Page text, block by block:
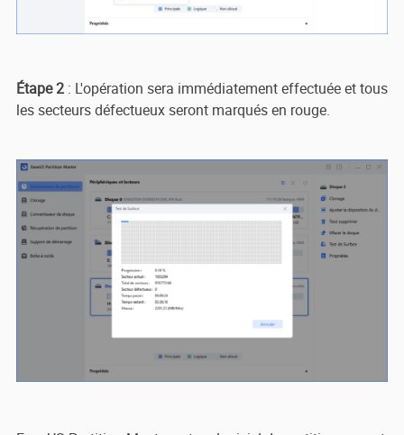
Étape 2: L'opération sera immédiatement effectuée et tous
les secteurs défectueux seront marqués en rouge.